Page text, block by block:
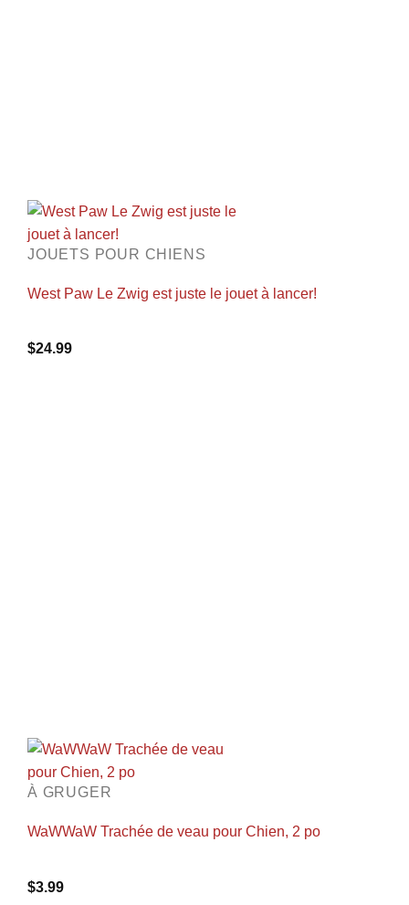
JOUETS POUR CHIENS
West Paw Le Zwig est juste le jouet à lancer!
$24.99
À GRUGER
WaWWaW Trachée de veau pour Chien, 2 po
$3.99